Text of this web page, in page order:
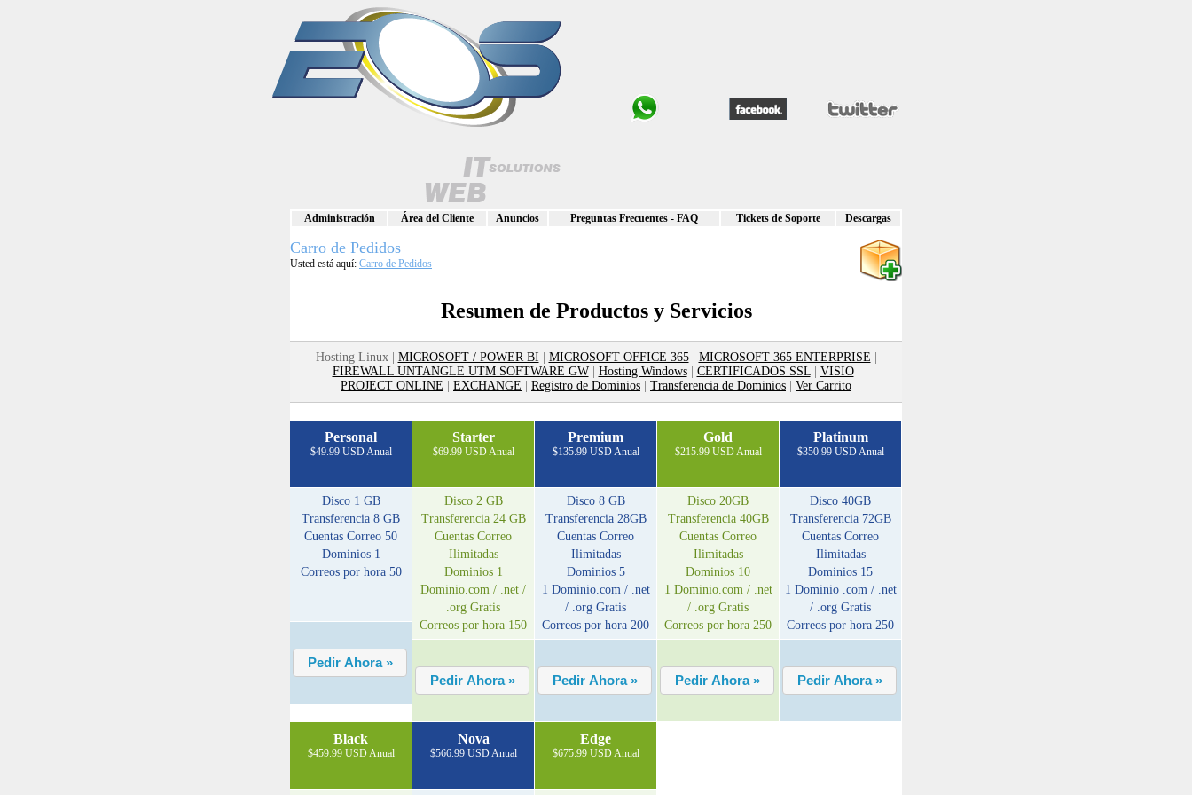
Administración Área del Cliente Anuncios Preguntas Frecuentes - FAQ Tickets de Soporte Descargas
Carro de Pedidos
Usted está aquí: Carro de Pedidos
Resumen de Productos y Servicios
Hosting Linux | MICROSOFT / POWER BI MICROSOFT OFFICE 365| MICROSOFT 365 ENTERPRISE
FIREWALL UNTANGLE UTM SOFTWARE GW| Hosting Windows| CERTIFICADOS SSL| VISIO|
PROJECT ONLINE
EXCHANGE Registro de Dominios Transferencia de Dominios Ver Carrito
Personal
$49.99 USD Anual
Disco1 GB
Transferencia 8 GB
Cuentas Correo 50
Dominios 1
Correos por hora 50
Starter
$69.99 USD Anual
Disco2 GB
Transferencia24 GB
Cuentas Correo
Ilimitadas
Dominios1
Dominio.com / .net /
.org Gratis
Correos por hora 150
Premium
$135.99 USD Anual
Disco8 GB
Transferencia28GB
Cuentas Correo
Ilimitadas
Dominios5
1 Dominio.com / .net
/ .org Gratis
Correos por hora 200
Gold
$215.99 USD Anual
Disco 20GB
Transferencia40GB
Cuentas Correo
Ilimitadas
Dominios 10
1 Dominio.com / .net
/ .org Gratis
Correos por hora 250
Platinum
$350.99 USD Anual
Disco 40GB
Transferencia72GB
Cuentas Correo
Ilimitadas
Dominios 15
1 Dominio.com / .net
/ .org Gratis
Correos por hora 250
Black
$459.99 USD Anual
Nova
$566.99 USD Anual
Edge
$675.99 USD Anual